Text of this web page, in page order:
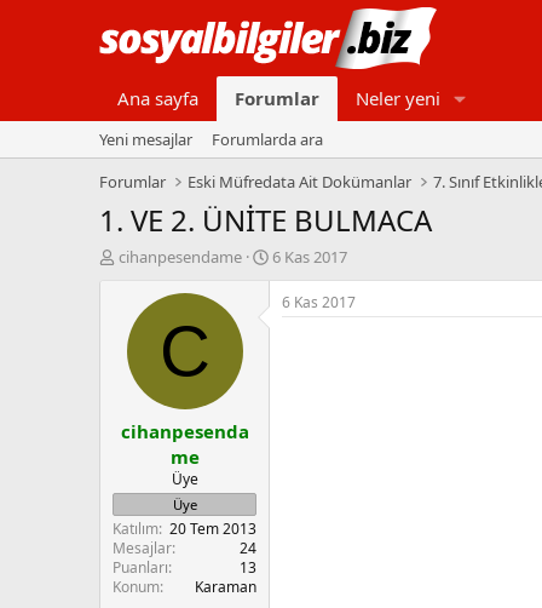
Ana sayfa Forumlar Neler yeni
Yeni mesajlar
Forumlarda ara
Forumlar
Eski Müfredata Ait Dokümanlar 7. Sınıf
1. VE 2. ÜNİTE BULMACA
K
a
a
t
a
n
cihanpesendame
B
a
6 Kas 2017
C
cihanpesenda
me
Üye
Üye
Katılım 20 Tem 2013
Mesajlar
24
Puanları
13
Konum
Karaman
6 Kas 2017